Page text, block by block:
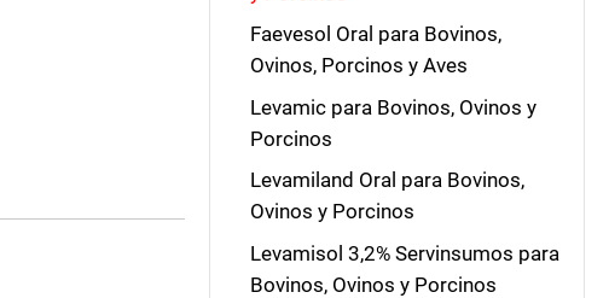
Faevesol Oral para Bovinos,
Ovinos, Porcinos y Aves
Levamic para Bovinos, Ovinos y
Porcinos
Levamiland Oral para Bovinos,
Ovinos y Porcinos
Levamisol 3,2% Servinsumos para
Bovinos, Ovinos y Porcinos